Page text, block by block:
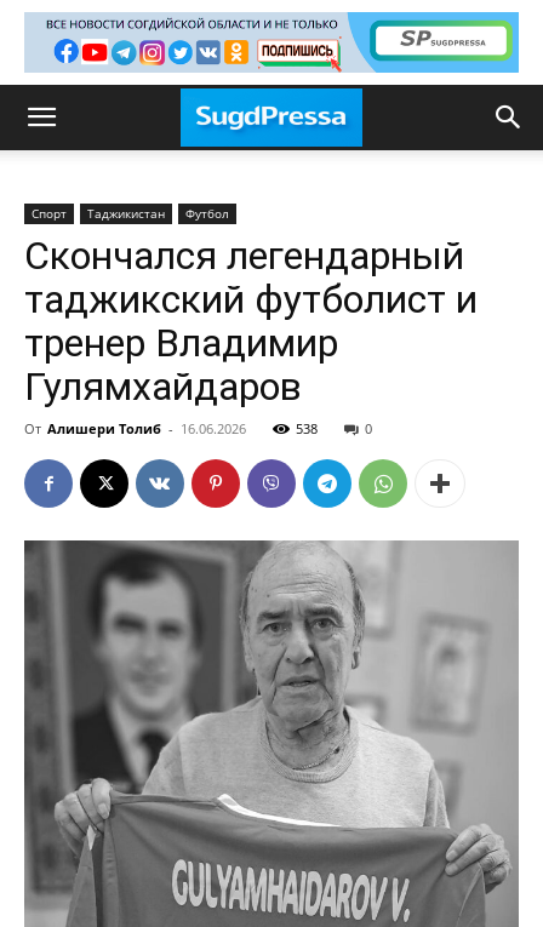
Спорт Таджикистан Футбол
Скончался легендарный
таджикский футболист и
тренер Владимир
Гулямхайдаров
От Алишери Толиб - 16.06.2026 538 0